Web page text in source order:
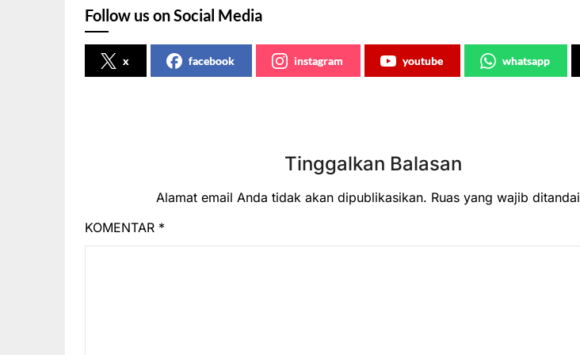
Follow us on Social Media
x facebook instagram youtube whatsapp
Tinggalkan Balasan
Alamat email Anda tidak akan dipublikasikan. Ruas yang wajib ditandai
KOMENTAR *